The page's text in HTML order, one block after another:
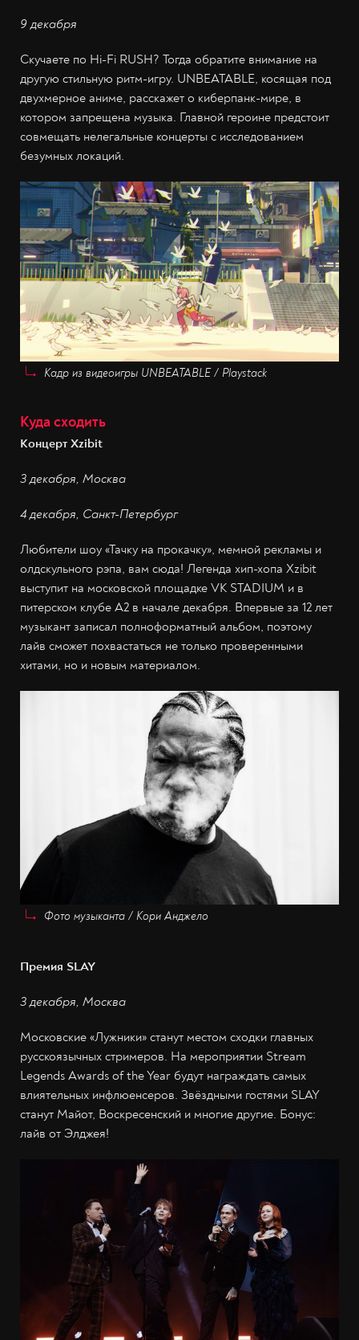
9 декабря
Скучаете по Hi-Fi RUSH? Тогда обратите внимание на
другую стильную ритм-игру. UNBEATABLE, косящая под
двухмерное аниме, расскажет о киберпанк-мире, в
котором запрещена музыка. Главной героине предстоит
совмещать нелегальные концерты с исследованием
безумных локаций.
Кадр из видеоигры UNBEATABLE / Playstack
Куда сходить
Концерт Xzibit
3 декабря, Москва
4 декабря, Санкт-Петербург
Любители шоу «Тачку на прокачку», мемной рекламы и
олдскульного рэпа, вам сюда! Легенда хип-хопа Xzibit
выступит на московской площадке VK STADIUM и в
питерском клубе A2 в начале декабря. Впервые за 12 лет
музыкант записал полноформатный альбом, поэтому
лайв сможет похвастаться не только проверенными
хитами, но и новым материалом.
Фото музыканта / Кори Анджело
Премия SLAY
3 декабря, Москва
Московские «Лужники» станут местом сходки главных
русскоязычных стримеров. На мероприятии Stream
Legends Awards of the Year будут награждать самых
влиятельных инфлюенсеров. Звёздными гостями SLAY
станут Майот, Воскресенский и многие другие. Бонус:
лайв от Элджея!